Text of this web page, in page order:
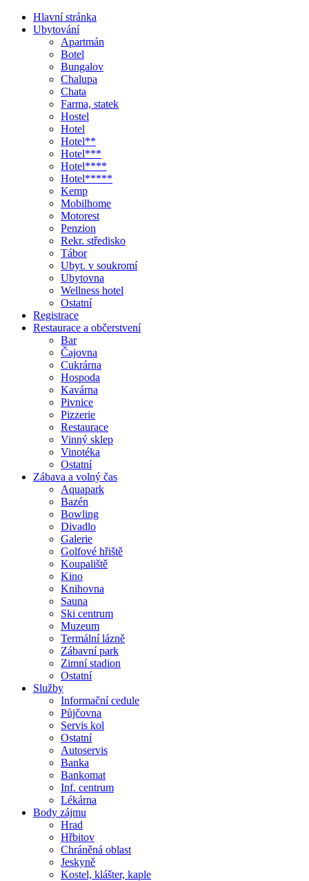
Hlavní stránka
Ubytování
Apartmán
Botel
Bungalov
Chalupa
Chata
Farma, statek
Hostel
Hotel
Hotel**
Hotel***
Hotel****
Hotel*****
Kemp
Mobilhome
Motorest
Penzion
Rekr. středisko
Tábor
Ubyt. v soukromí
Ubytovna
Wellness hotel
Ostatní
Registrace
Restaurace a občerstvení
Bar
Čajovna
Cukrárna
Hospoda
Kavárna
Pivnice
Pizzerie
Restaurace
Vinný sklep
Vinotéka
Ostatní
Zábava a volný čas
Aquapark
Bazén
Bowling
Divadlo
Galerie
Golfové hřiště
Koupaliště
Kino
Knihovna
Sauna
Ski centrum
Muzeum
Termální lázně
Zábavní park
Zimní stadion
Ostatní
Služby
Informační cedule
Půjčovna
Servis kol
Ostatní
Autoservis
Banka
Bankomat
Inf. centrum
Lékárna
Body zájmu
Hrad
Hřbitov
Chráněná oblast
Jeskyně
Kostel, klášter, kaple